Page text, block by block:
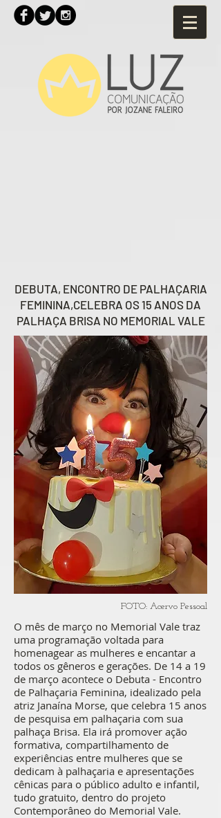
DEBUTA, ENCONTRO DE PALHAÇARIA
FEMININA,CELEBRA OS 15 ANOS DA
PALHAÇA BRISA NO MEMORIAL VALE
FOTO: Acervo Pessoal
O mês de março no Memorial Vale traz
uma programação voltada para
homenagear as mulheres e encantar a
todos os gêneros e gerações. De 14 a 19
de março acontece o Debuta - Encontro
de Palhaçaria Feminina, idealizado pela
atriz Janaína Morse, que celebra 15 anos
de pesquisa em palhaçaria com sua
palhaça Brisa. Ela irá promover ação
formativa, compartilhamento de
experiências entre mulheres que se
dedicam à palhaçaria e apresentações
cênicas para o público adulto e infantil,
tudo gratuito, dentro do projeto
Contemporâneo do Memorial Vale.